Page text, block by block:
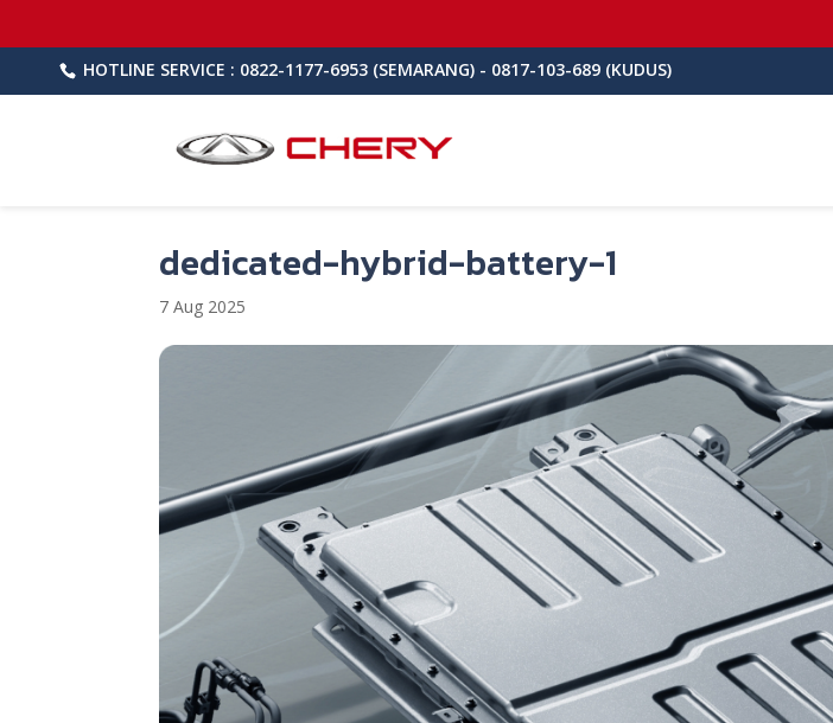
HOTLINE SERVICE : 0822-1177-6953 (SEMARANG) - 0817-103-689 (KUDUS)
dedicated-hybrid-battery-1
7 Aug 2025